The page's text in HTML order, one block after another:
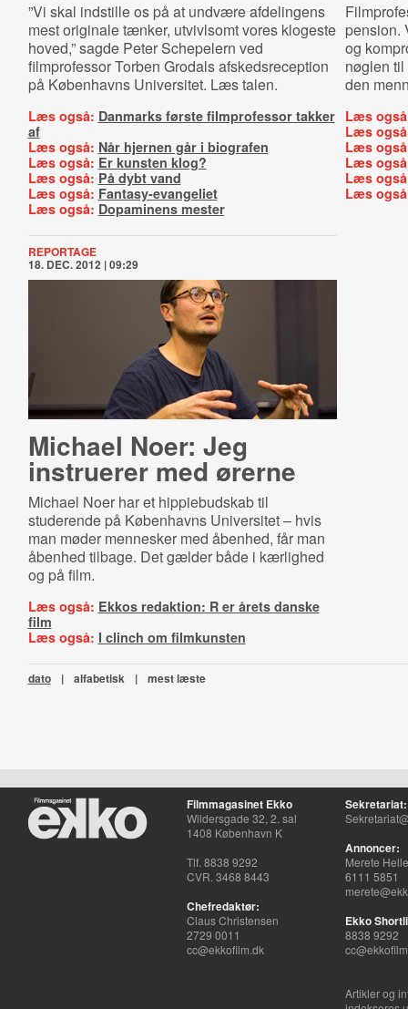
”Vi skal indstille os på at undvære afdelingens
mest originale tænker, utvivlsomt vores klogeste
hoved,” sagde Peter Schepelern ved
filmprofessor Torben Grodals afskedsreception
på Københavns Universitet. Læs talen.
Læs også: Danmarks første filmprofessor takker
af
Læs også: Når hjernen går i biografen
Læs også: Er kunsten klog?
Læs også: På dybt vand
Læs også: Fantasy-evangeliet
Læs også: Dopaminens mester
pension.
og
nøglen
den
Læs
Læs
Læs
Læs
Læs
Læs
REPORTAGE
18. DEC. 2012 | 09:29
Michael Noer: Jeg
instruerer med ørerne
Michael Noer har et hippiebudskab til
studerende på Københavns Universitet – hvis
man møder mennesker med åbenhed, får man
åbenhed tilbage. Det gælder både i kærlighed
og på film.
Læs også: Ekkos redaktion: R er årets danske
film
Læs også: I clinch om filmkunsten
dato | alfabetisk | mest læste
Filmmagasinet Ekko
Wildersgade 32, 2. sal
1408 København K
Tlf. 8838 9292
CVR. 3468 8443
Chefredaktør:
Claus Christensen
2729 0011
cc@ekkofilm.dk
Sekretariat:
Annoncer:
Merete
6111 5851
Ekko
8838 9292
Artikler og